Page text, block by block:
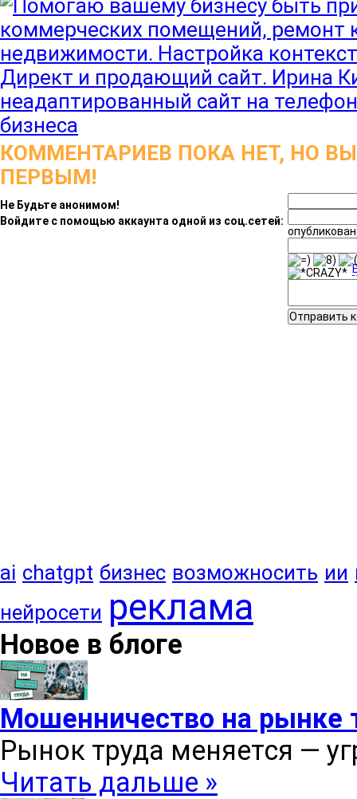
КОММЕНТАРИЕВ ПОКА НЕТ, НО
ПЕРВЫМ!
Не Будьте анонимом!
Войдите с помощью аккаунта одной из соц.сетей:
ai chatgpt бизнес возможносить ии
нейросети реклама
Новое в блоге
Мошенничество на рынке
Рынок труда меняется —
Читать дальше »